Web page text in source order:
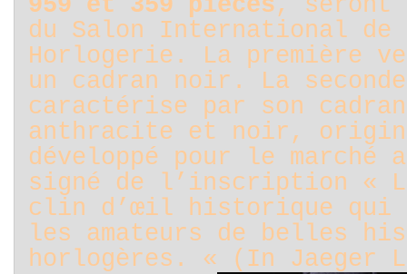
du Salon International de
Horlogerie. La première
un cadran noir. La
caractérise par son
anthracite et noir,
développé pour le marché
signé de l’inscription «
clin d’œil historique qui
les amateurs de belles
horlogères. « (In Jaeger